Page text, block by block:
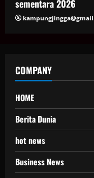
sementara 2026
COMPANY
HOME
Berita Dunia
hot news
Business News